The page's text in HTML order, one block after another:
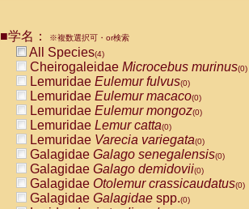
CebidaeCebus nigrivittatus
CebidaeCebus
CebidaeSaimiri boliviensis(0)
CebidaeSaimiri sciureus(0)
AtelidaeAlouatta caraya(0)
AtelidaeAlouatta fusca(0)
AtelidaeAlouatta seniculus
AtelidaeAlouattaspp.(0)
AtelidaeAteles belzebuth(0)
AtelidaeAteles geoffroyi(0)
AtelidaeAteles paniscus(0)
AtelidaeAtelesspp.(0)
■学名： ※複数選択可・or検索
All Species(4)
Cheirogaleidae Microcebus murinus(0)
Lemuridae Eulemur fulvus(0)
Lemuridae Eulemur macaco(0)
Lemuridae Eulemur mongoz(0)
Lemuridae Lemur catta(0)
Lemuridae Varecia variegata(0)
Galagidae Galago senegalensis(0)
Galagidae Galago demidovii(0)
Galagidae Otolemur crassicaudatus(0)
Galagidae Galagidae spp.(0)